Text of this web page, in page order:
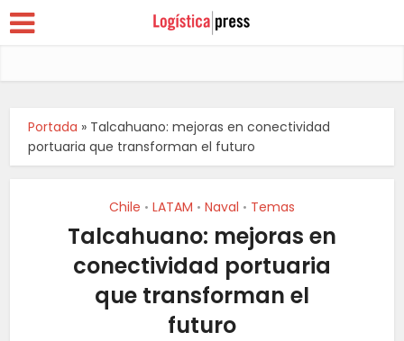
Portada » Talcahuano: mejoras en conectividad
portuaria que transforman el futuro
Chile • LATAM • Naval • Temas
Talcahuano: mejoras en
conectividad portuaria
que transforman el
futuro